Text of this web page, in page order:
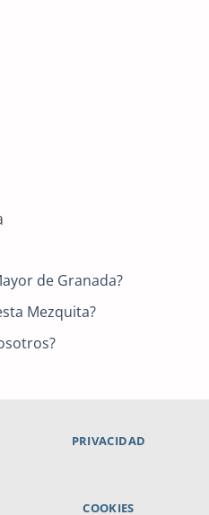
de Granada?
Mezquita?
PRIVACIDAD
COOKIES